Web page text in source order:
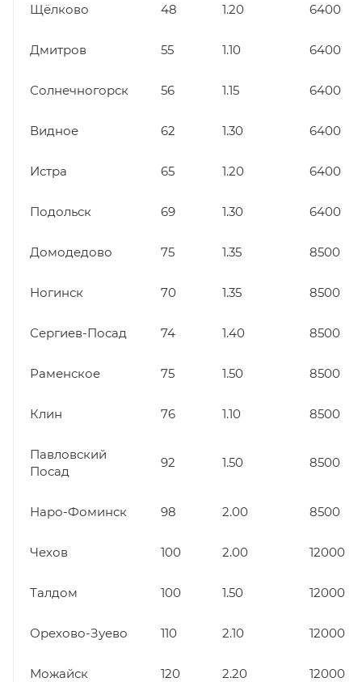
Щёлково 48 1.20 6400
Дмитров 55 1.10 6400
Солнечногорск 56 1.15 6400
Видное 62 1.30 6400
Истра 65 1.20 6400
Подольск 69 1.30 6400
Домодедово 75 1.35 8500
Ногинск 70 1.35 8500
Сергиев-Посад 74 1.40 8500
Раменское 75 1.50 8500
Клин 76 1.10 8500
Павловский
Посад
92 1.50 8500
Наро-Фоминск 98 2.00 8500
Чехов 100 2.00 12000
Талдом 100 1.50 12000
Орехово-Зуево 110 2.10 12000
Можайск 120 2.20 12000